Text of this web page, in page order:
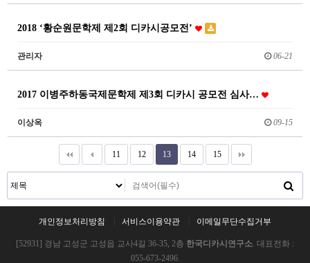
2018 ‘황순원문학제 제2회 디카시공모전’
관리자 06-21
2017 이병주하동국제문학제 제3회 디카시 공모전 심사…
이상옥 09-15
11 12 13 14 15
개인정보처리방침 서비스이용약관 이메일무단수집거부
[52931] 경남 고성군 고성읍 교사4길 36-35, 2층 한국디카시연구소. 대표전화 :
055-673-2496.